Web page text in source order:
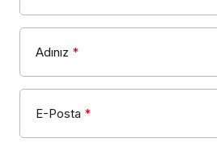
Adınız *
E-Posta *